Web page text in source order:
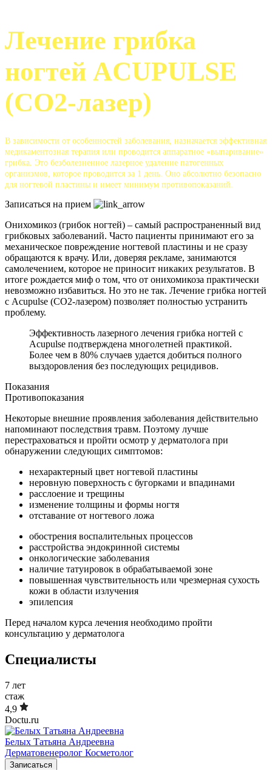
Лечение грибка
ногтей ACUPULSE
(CO2-лазер)
В зависимости от особенностей заболевания, назначается эффективная
медикаментозная терапия или проводится аппаратное «выпаривание»
грибка. Это безболезненное лазерное удаление патогенных
организмов, которое проводится за 1 день. Оно абсолютно безопасно
для ногтевой пластины и имеет минимум противопоказаний.
Записаться на прием
Онихомикоз (грибок ногтей) – самый распространенный вид
грибковых заболеваний. Часто пациенты принимают его за
механическое повреждение ногтевой пластины и не сразу
обращаются к врачу. Или, доверяя рекламе, занимаются
самолечением, которое не приносит никаких результатов. В
итоге рождается миф о том, что от онихомикоза практически
невозможно избавиться. Но это не так. Лечение грибка ногтей
с Acupulse (CO2-лазером) позволяет полностью устранить
проблему.
Эффективность лазерного лечения грибка ногтей с
Acupulse подтверждена многолетней практикой.
Более чем в 80% случаев удается добиться полного
выздоровления без последующих рецидивов.
Показания
Противопоказания
Некоторые внешние проявления заболевания действительно
напоминают последствия травм. Поэтому лучше
перестраховаться и пройти осмотр у дерматолога при
обнаружении следующих симптомов:
нехарактерный цвет ногтевой пластины
неровную поверхность с бугорками и впадинами
расслоение и трещины
изменение толщины и формы ногтя
отставание от ногтевого ложа
обострения воспалительных процессов
расстройства эндокринной системы
онкологические заболевания
наличие татуировок в обрабатываемой зоне
повышенная чувствительность или чрезмерная сухость
кожи в области излучения
эпилепсия
Перед началом курса лечения необходимо пройти
консультацию у дерматолога
Специалисты
7 лет
стаж
4,9
Doctu.ru
Белых Татьяна Андреевна
Дерматовенеролог Косметолог
Записаться